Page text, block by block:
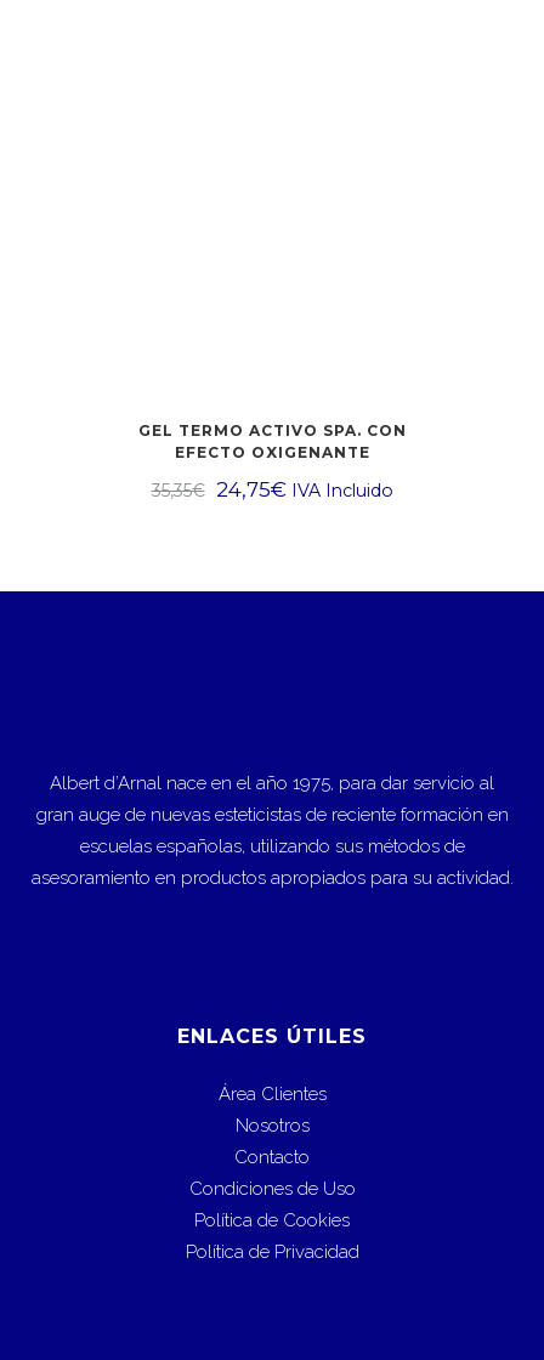
GEL TERMO ACTIVO SPA. CON
EFECTO OXIGENANTE
35,35€ 24,75€ IVA Incluido
Albert d’Arnal nace en el año 1975, para dar servicio al
gran auge de nuevas esteticistas de reciente formación en
escuelas españolas, utilizando sus métodos de
asesoramiento en productos apropiados para su actividad.
ENLACES ÚTILES
Área Clientes
Nosotros
Contacto
Condiciones de Uso
Política de Cookies
Política de Privacidad